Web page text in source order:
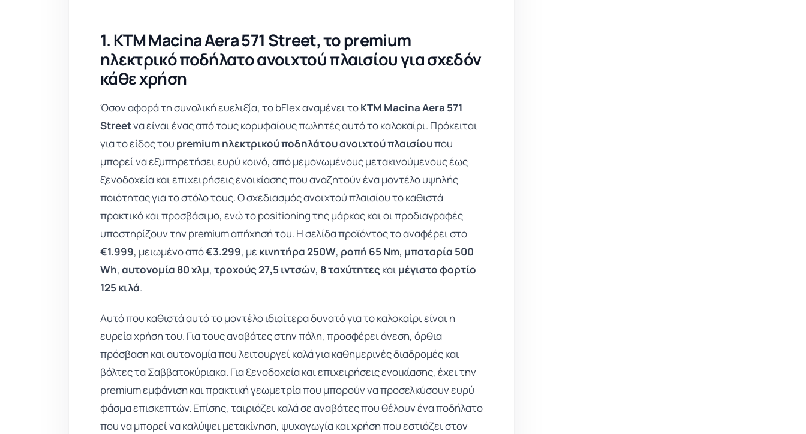
1. KTM Macina Aera 571 Street, το premium
ηλεκτρικό ποδήλατο ανοιχτού πλαισίου για σχεδόν
κάθε χρήση
Όσον αφορά τη συνολική ευελιξία, το bFlex αναμένει τοKTM Macina Aera 571
Streetνα είναι ένας από τους κορυφαίους πωλητές αυτό το καλοκαίρι. Πρόκειται
για το είδος του premium ηλεκτρικού ποδηλάτου ανοιχτού πλαισίουπου
μπορεί να εξυπηρετήσει ευρύ κοινό, από μεμονωμένους μετακινούμενους έως
ξενοδοχεία και επιχειρήσεις ενοικίασης που αναζητούν ένα μοντέλο υψηλής
ποιότητας για το στόλο τους. Ο σχεδιασμός ανοιχτού πλαισίου το καθιστά
πρακτικό και προσβάσιμο, ενώ το positioning της μάρκας και οι προδιαγραφές
υποστηρίζουν την premium απήχησή του. Η σελίδα προϊόντος το αναφέρει στο
€1.999, μειωμένο από€3.299, με κινητήρα 250W, ροπή 65 Nm, μπαταρία 500
Wh, αυτονομία 80 χλμ, τροχούς 27,5 ιντσών, 8 ταχύτητες καιμέγιστο φορτίο
125 κιλά.
Αυτό που καθιστά αυτό το μοντέλο ιδιαίτερα δυνατό για το καλοκαίρι είναι η
ευρεία χρήση του. Για τους αναβάτες στην πόλη, προσφέρει άνεση, όρθια
πρόσβαση και αυτονομία που λειτουργεί καλά για καθημερινές διαδρομές και
βόλτες τα Σαββατοκύριακα. Για ξενοδοχεία και επιχειρήσεις ενοικίασης, έχει την
premium εμφάνιση και πρακτική γεωμετρία που μπορούν να προσελκύσουν ευρύ
φάσμα επισκεπτών. Επίσης, ταιριάζει καλά σε αναβάτες που θέλουν ένα ποδήλατο
που να μπορεί να καλύψει μετακίνηση, ψυχαγωγία και χρήση που εστιάζει στον